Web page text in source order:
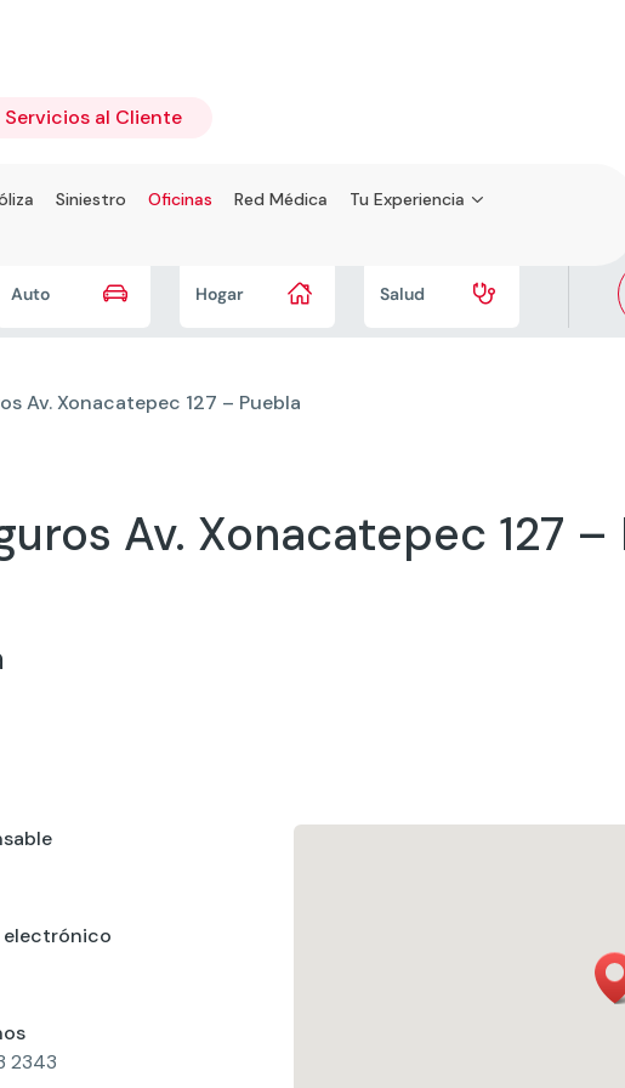
Servicios al Cliente
Siniestro Oficinas Red Médica
Tu Experiencia

Auto 
Hogar 
Salud
Av. Xonacatepec 127 – Puebla
Av. Xonacatepec 127 –
electrónico
2343